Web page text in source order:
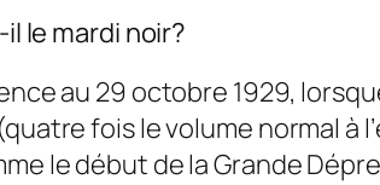
le mardi noir?
au 29 octobre 1929,
fois le volume normal à
le début de la Grande